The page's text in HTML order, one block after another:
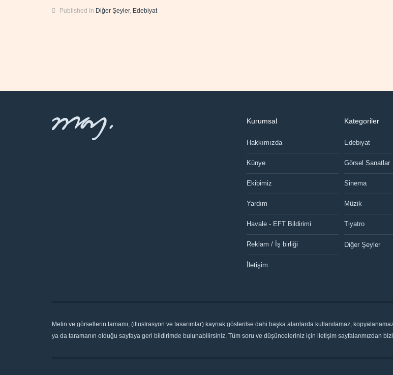
Published In Diğer Şeyler, Edebiyat
Kurumsal
Hakkımızda
Künye
Ekibimiz
Yardım
Havale - EFT Bildirimi
Reklam / İş birliği
İletişim
Kategoriler
Edebiyat
Görsel Sanatlar
Sinema
Müzik
Tiyatro
Diğer Şeyler
Metin ve görsellerin tamamı, (illustrasyon ve tasarımlar) kaynak gösterilse dahi başka alanlarda kullanılamaz,
ya da taramanın olduğu sayfaya geri bildirimde bulunabilirsiniz. Tüm soru ve düşünceleriniz için iletişim sayfalarımızdan